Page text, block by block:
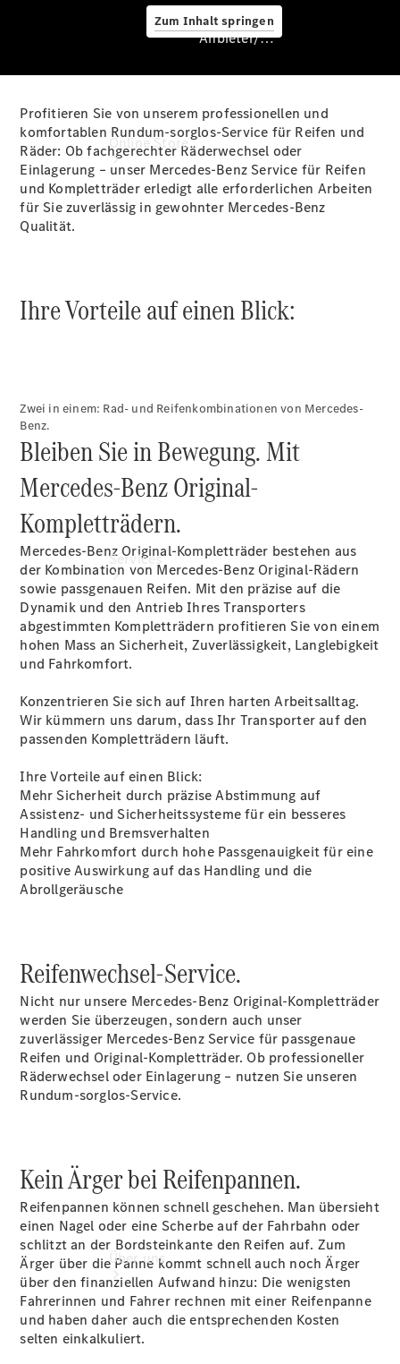
Zum Inhalt springen
Anbieter/Datenschutz
Online Store
Occasionsfahrzeuge
Services
Übersicht
Van-Service
Pannenhilfe
Kundensupport
Mobilitätslösungen
Intelligente
Fahrzeugsteuerung
Garantie
und
Original-
QualityService
Digitale
Extras
Servicetermin
buchen
Über uns
Anbieter/Datenschutz
Profitieren Sie von unserem professionellen und
komfortablen Rundum-sorglos-Service für Reifen und
Räder: Ob fachgerechter Räderwechsel oder
Einlagerung – unser Mercedes-Benz Service für Reifen
und Kompletträder erledigt alle erforderlichen Arbeiten
für Sie zuverlässig in gewohnter Mercedes-Benz
Qualität.
Ihre Vorteile auf einen Blick:
Zwei in einem: Rad- und Reifenkombinationen von Mercedes-
Benz.
Bleiben Sie in Bewegung. Mit
Mercedes-Benz Original-
Kompletträdern.
Mercedes-Benz Original-Kompletträder bestehen aus
der Kombination von Mercedes-Benz Original-Rädern
sowie passgenauen Reifen. Mit den präzise auf die
Dynamik und den Antrieb Ihres Transporters
abgestimmten Kompletträdern profitieren Sie von einem
hohen Mass an Sicherheit, Zuverlässigkeit, Langlebigkeit
und Fahrkomfort.
Konzentrieren Sie sich auf Ihren harten Arbeitsalltag.
Wir kümmern uns darum, dass Ihr Transporter auf den
passenden Kompletträdern läuft.
Ihre Vorteile auf einen Blick:
Mehr Sicherheit durch präzise Abstimmung auf
Assistenz- und Sicherheitssysteme für ein besseres
Handling und Bremsverhalten
Mehr Fahrkomfort durch hohe Passgenauigkeit für eine
positive Auswirkung auf das Handling und die
Abrollgeräusche
Reifenwechsel-Service.
Nicht nur unsere Mercedes-Benz Original-Kompletträder
werden Sie überzeugen, sondern auch unser
zuverlässiger Mercedes-Benz Service für passgenaue
Reifen und Original-Kompletträder. Ob professioneller
Räderwechsel oder Einlagerung – nutzen Sie unseren
Rundum-sorglos-Service.
Kein Ärger bei Reifenpannen.
Reifenpannen können schnell geschehen. Man übersieht
einen Nagel oder eine Scherbe auf der Fahrbahn oder
schlitzt an der Bordsteinkante den Reifen auf. Zum
Ärger über die Panne kommt schnell auch noch Ärger
über den finanziellen Aufwand hinzu: Die wenigsten
Fahrerinnen und Fahrer rechnen mit einer Reifenpanne
und haben daher auch die entsprechenden Kosten
selten einkalkuliert.